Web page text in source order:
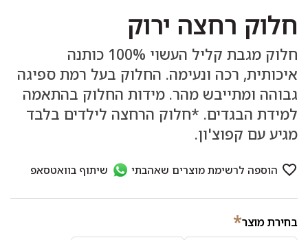
חלוק רחצה ירוק
חלוק מגבת קליל העשוי 100% כותנה
איכותית, רכה ונעימה. החלוק בעל רמת ספיגה
גבוהה ומתייבש מהר. מידות החלוק בהתאמה
למידת הבגדים. *חלוק הרחצה לילדים בלבד
מגיע עם קפוצ'ון.
בחירת מוצר*